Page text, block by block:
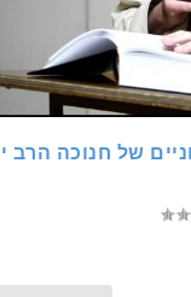
של חנוכה הרב